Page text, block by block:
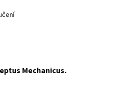
Mechanicus.